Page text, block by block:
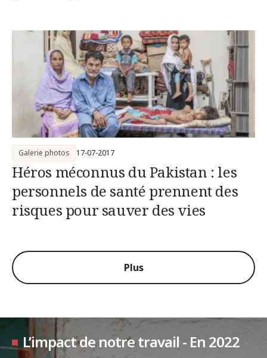
Héros méconnus du Pakistan : les
personnels de santé prennent des
risques pour sauver des vies
Galerie photos 17-07-2017
Plus
L’impact de notre travail - En 2022